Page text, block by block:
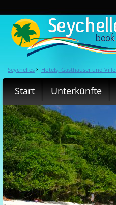
Seychelles › Hotels, Gasthäuser und
Start Unterkünfte